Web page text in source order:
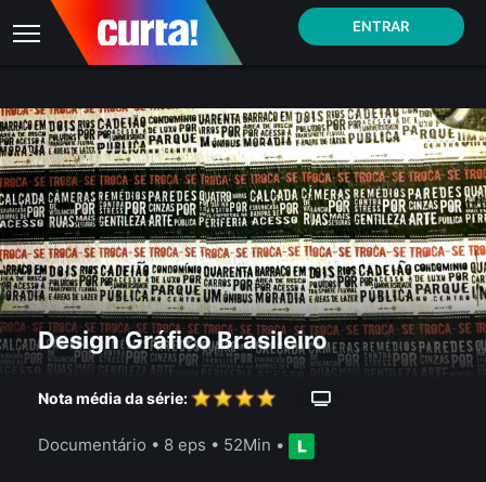
ENTRAR
Design Gráfico Brasileiro
Nota média da série:
Documentário • 8 eps • 52Min •